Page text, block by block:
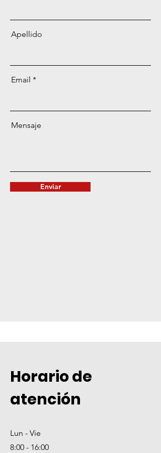
Apellido
Email
Mensaje
Enviar
Horario de
atención
Lun - Vie
8:00 - 16:00